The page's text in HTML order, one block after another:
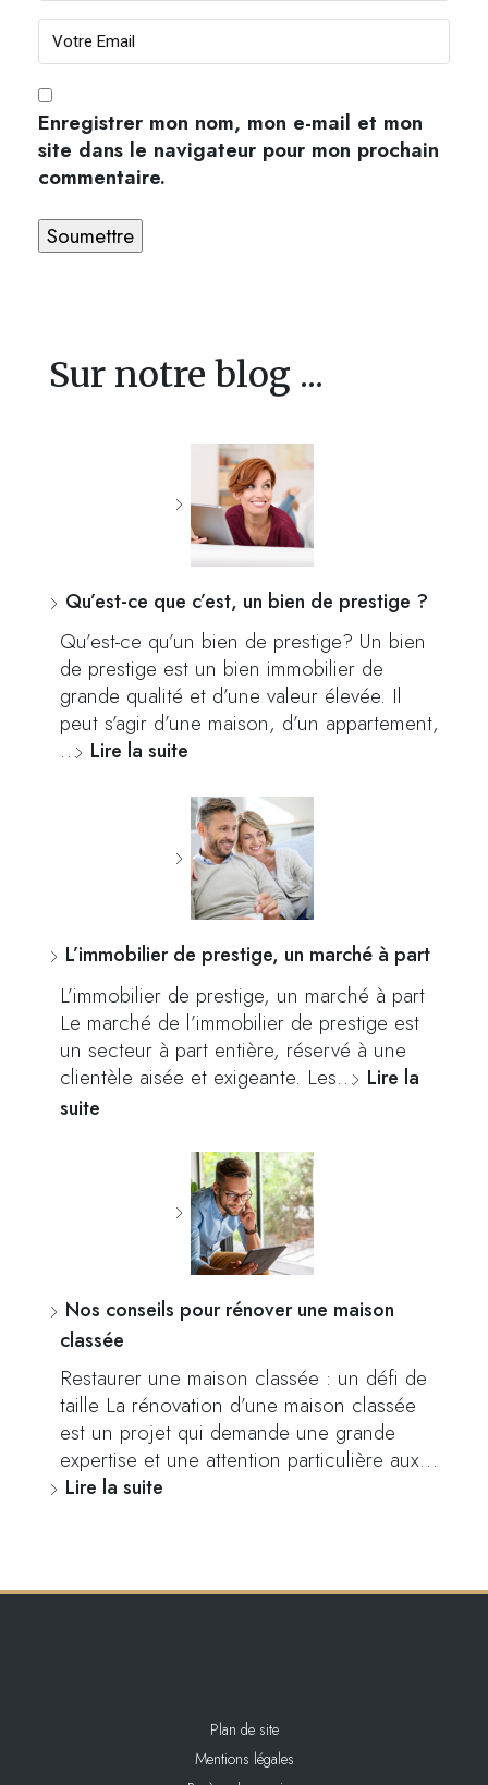
Enregistrer mon nom, mon e-mail et mon
site dans le navigateur pour mon prochain
commentaire.
Sur notre blog ...
Qu’est-ce que c’est, un bien de prestige ?
Qu’est-ce qu’un bien de prestige? Un bien
de prestige est un bien immobilier de
grande qualité et d’une valeur élevée. Il
peut s’agir d’une maison, d’un appartement,
… Lire la suite
L’immobilier de prestige, un marché à part
L’immobilier de prestige, un marché à part
Le marché de l’immobilier de prestige est
un secteur à part entière, réservé à une
clientèle aisée et exigeante. Les… Lire la
suite
Nos conseils pour rénover une maison
classée
Restaurer une maison classée : un défi de
taille La rénovation d’une maison classée
est un projet qui demande une grande
expertise et une attention particulière aux…
Lire la suite
Plan de site
Mentions légales